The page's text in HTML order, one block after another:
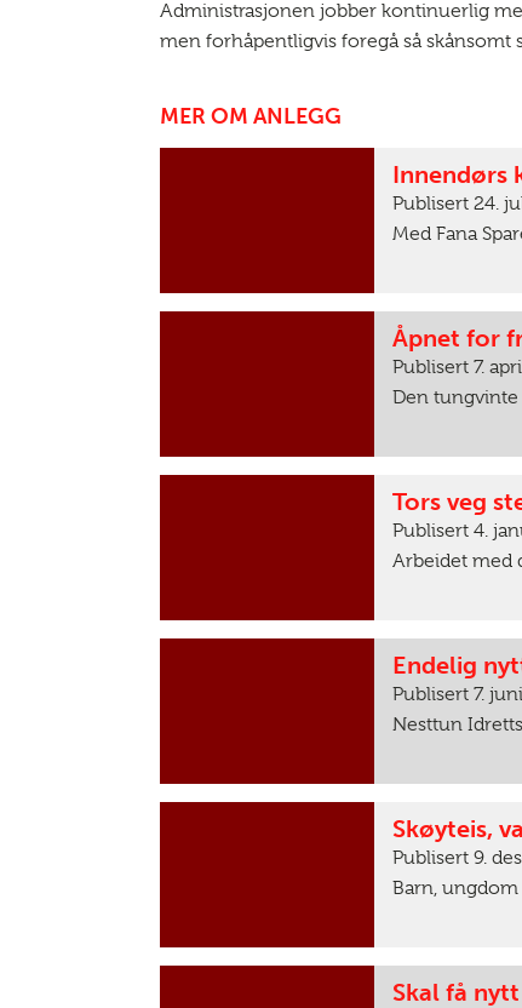
Administrasjonen jobber kontinuerlig
men forhåpentligvis foregå så skånsomt
MER OM ANLEGG
Innendørs
Publisert 24.
Med Fana
Åpnet for
Publisert 7.
Den tungvinte
Tors veg
Publisert 4.
Arbeidet med
Endelig
Publisert 7.
Nesttun
Skøyteis,
Publisert 9.
Barn,
Skal få